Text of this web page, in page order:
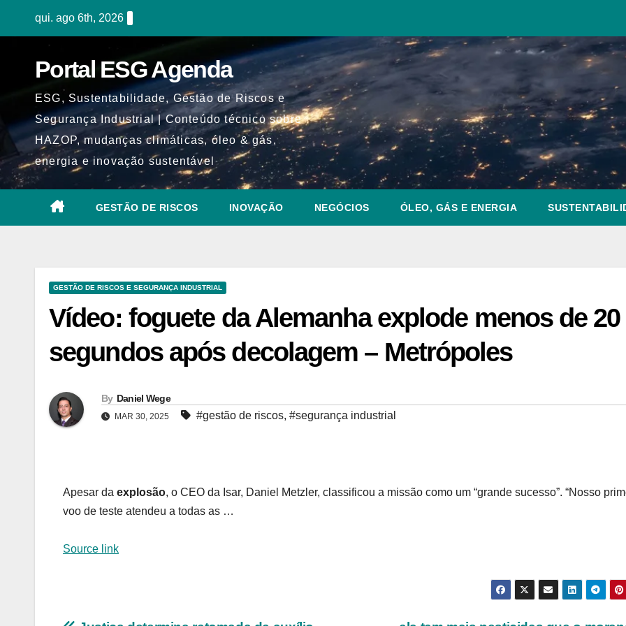
qui. ago 6th, 2026
Portal ESG Agenda
ESG, Sustentabilidade, Gestão de Riscos e
Segurança Industrial | Conteúdo técnico sobre
HAZOP, mudanças climáticas, óleo & gás,
energia e inovação sustentável
GESTÃO DE RISCOS INOVAÇÃO NEGÓCIOS ÓLEO, GÁS E ENERGIA
GESTÃO DE RISCOS E SEGURANÇA INDUSTRIAL
Vídeo: foguete da Alemanha explode menos de 20
segundos após decolagem – Metrópoles
By Daniel Wege
MAR 30, 2025 #gestão de riscos, #segurança industrial
Apesar da explosão, o CEO da Isar, Daniel Metzler, classificou a missão como um “grande sucesso”. “Nosso
voo de teste atendeu a todas as …
Source link